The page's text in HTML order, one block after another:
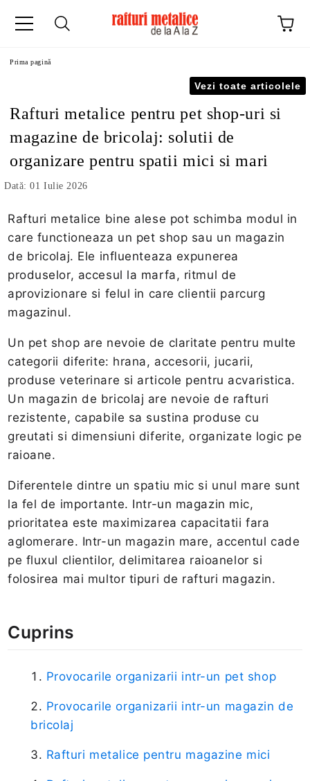
Prima pagină
Vezi toate articolele
Rafturi metalice pentru pet shop-uri si
magazine de bricolaj: solutii de
organizare pentru spatii mici si mari
Dată: 01 Iulie 2026
Rafturi metalice bine alese pot schimba modul in
care functioneaza un pet shop sau un magazin
de bricolaj. Ele influenteaza expunerea
produselor, accesul la marfa, ritmul de
aprovizionare si felul in care clientii parcurg
magazinul.
Un pet shop are nevoie de claritate pentru multe
categorii diferite: hrana, accesorii, jucarii,
produse veterinare si articole pentru acvaristica.
Un magazin de bricolaj are nevoie de rafturi
rezistente, capabile sa sustina produse cu
greutati si dimensiuni diferite, organizate logic pe
raioane.
Diferentele dintre un spatiu mic si unul mare sunt
la fel de importante. Intr-un magazin mic,
prioritatea este maximizarea capacitatii fara
aglomerare. Intr-un magazin mare, accentul cade
pe fluxul clientilor, delimitarea raioanelor si
folosirea mai multor tipuri de rafturi magazin.
Cuprins
Provocarile organizarii intr-un pet shop
Provocarile organizarii intr-un magazin de
bricolaj
Rafturi metalice pentru magazine mici